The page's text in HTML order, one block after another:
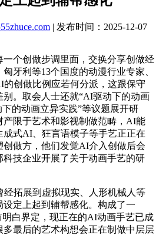
| 发布时间：2025-12-07
个创做步调里面，交换分享创做经
牙利等13个国度的动漫行业专家、
创做比例应若何分派，这跟保守
。取会人士还就“AI驱动下的动画
的动画立异实践”等议题展开研
限于艺术和影视制做范畴，AI能
式AI、狂言语模子等手艺正正在
做方，他们发觉AI介入创做后会
技企业开展了关于动画手艺的研
拓展到虚拟现实、人形机械人等
定上起到辅帮感化。构成了一
明白界定，现正在的AI动画手艺已成
最后的艺术构想会正在制做中层层